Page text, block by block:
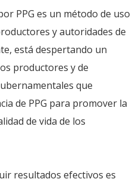
PPG es un método de uso
y autoridades de
está despertando un
productores y de
que
de PPG para promover la
de vida de los
resultados efectivos es